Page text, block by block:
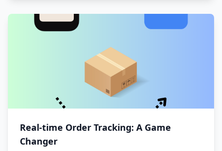
Real-time Order Tracking: A Game
Changer